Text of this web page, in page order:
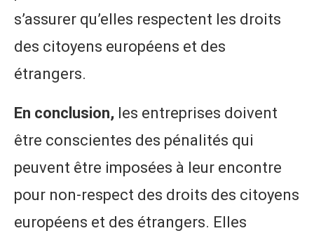
s’assurer qu’elles respectent les droits
des citoyens européens et des
étrangers.
En conclusion, les entreprises doivent
être conscientes des pénalités qui
peuvent être imposées à leur encontre
pour non-respect des droits des citoyens
européens et des étrangers. Elles